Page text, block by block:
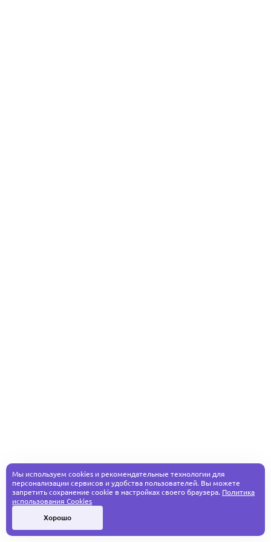
Мы используем cookies и рекомендательные технологии для
персонализации сервисов и удобства пользователей. Вы можете
запретить сохранение cookie в настройках своего браузера. Политика
использования Cookies
Хорошо